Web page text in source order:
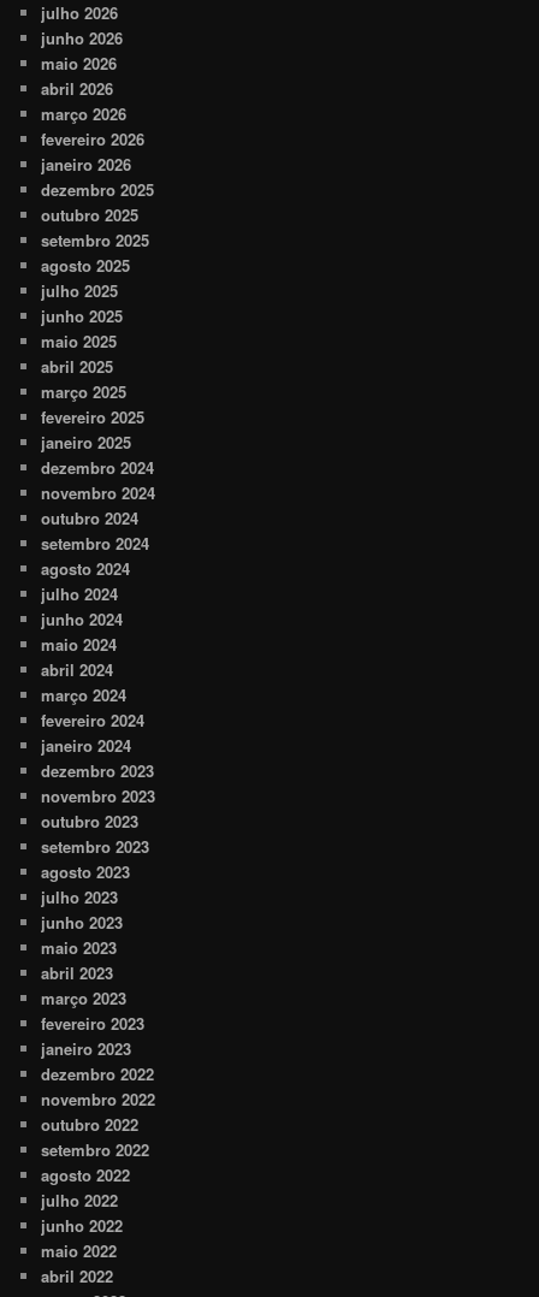
julho 2026
junho 2026
maio 2026
abril 2026
março 2026
fevereiro 2026
janeiro 2026
dezembro 2025
outubro 2025
setembro 2025
agosto 2025
julho 2025
junho 2025
maio 2025
abril 2025
março 2025
fevereiro 2025
janeiro 2025
dezembro 2024
novembro 2024
outubro 2024
setembro 2024
agosto 2024
julho 2024
junho 2024
maio 2024
abril 2024
março 2024
fevereiro 2024
janeiro 2024
dezembro 2023
novembro 2023
outubro 2023
setembro 2023
agosto 2023
julho 2023
junho 2023
maio 2023
abril 2023
março 2023
fevereiro 2023
janeiro 2023
dezembro 2022
novembro 2022
outubro 2022
setembro 2022
agosto 2022
julho 2022
junho 2022
maio 2022
abril 2022